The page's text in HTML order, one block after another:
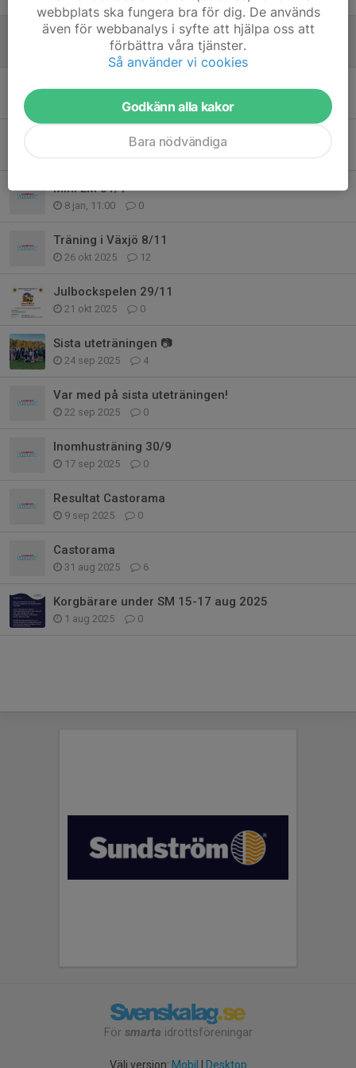
Växjö mångkamp 21/3 - tidsprogram
17 mar, 15:31 0
Växjö Mångkamp
22 feb, 19:59 8
Mini LM 31/1
8 jan, 11:00 0
Träning i Växjö 8/11
26 okt 2025 12
Julbockspelen 29/11
21 okt 2025 0
Sista uteträningen 📷
24 sep 2025 4
Var med på sista uteträningen!
22 sep 2025 0
Inomhusträning 30/9
17 sep 2025 0
Resultat Castorama
9 sep 2025 0
Castorama
31 aug 2025 6
Korgbärare under SM 15-17 aug 2025
1 aug 2025 0
För smarta idrottsföreningar
Välj version: Mobil Desktop
webbplats ska fungera bra för dig. De används
även för webbanalys i syfte att hjälpa oss att
förbättra våra tjänster.
Så använder vi cookies
Godkänn alla kakor
Bara nödvändiga